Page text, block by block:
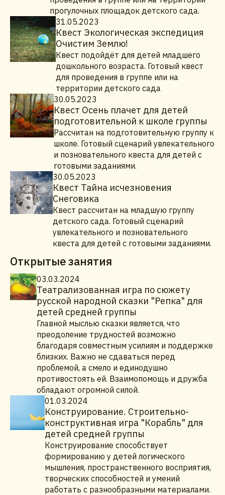
прогулочных площадок детского сада.
31.05.2023
Квест Экологическая экспедиция
Очистим Землю!
Квест подойдёт для детей младшего
дошкольного возраста. Готовый квест
для проведения в группе или на
территории детского сада
30.05.2023
Квест Осень плачет для детей
подготовительной к школе группы
Рассчитан на подготовительную группу к
школе. Готовый сценарий увлекательного
и позновательного квеста для детей с
готовыми заданиями.
30.05.2023
Квест Тайна исчезновения
Снеговика
Квест рассчитан на младшую группу
детского сада. Готовый сценарий
увлекательного и позновательного
квеста для детей с готовыми заданиями.
Открытые занятия
03.03.2024
Театрализованная игра по сюжету
русской народной сказки "Репка" для
детей средней группы
Главной мыслью сказки является, что
преодоление трудностей возможно
благодаря совместным усилиям и поддержке
близких. Важно не сдаваться перед
проблемой, а смело и единодушно
противостоять ей. Взаимопомощь и дружба
обладают огромной силой.
01.03.2024
Конструирование. Строительно-
конструктивная игра "Корабль" для
детей средней группы
Конструирование способствует
формированию у детей логического
мышления, пространственного восприятия,
творческих способностей и умений
работать с разнообразными материалами.